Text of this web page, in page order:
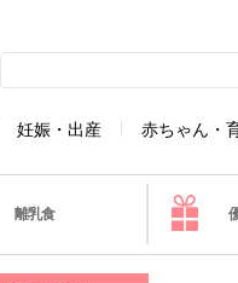
妊娠・出産 赤ちゃん・
離乳食